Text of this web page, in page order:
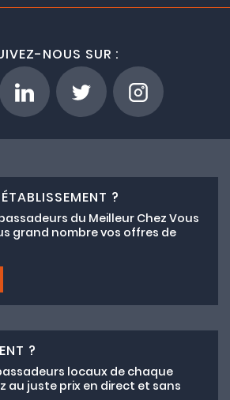
NOUS SUR :
?
du Meilleur Chez Vous
grand nombre vos offres de
?
locaux de chaque
au juste prix en direct et sans